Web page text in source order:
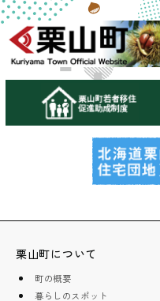
栗山町について
町の概要
暮らしのスポット